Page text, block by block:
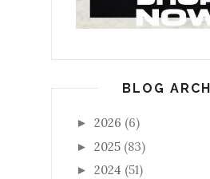
BLOG
► 2026 (6)
► 2025 (83)
► 2024 (51)